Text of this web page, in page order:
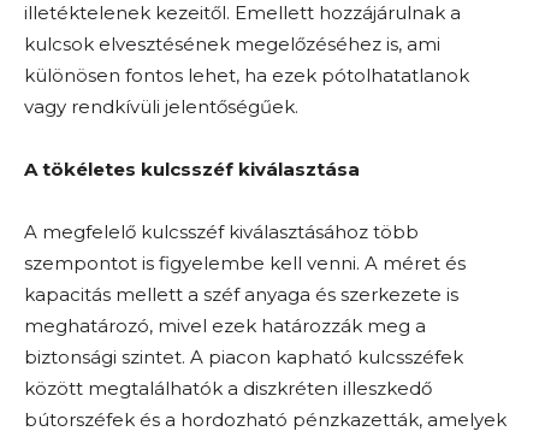
illetéktelenek kezeitől. Emellett hozzájárulnak a
kulcsok elvesztésének megelőzéséhez is, ami
különösen fontos lehet, ha ezek pótolhatatlanok
vagy rendkívüli jelentőségűek.
A tökéletes kulcsszéf kiválasztása
A megfelelő kulcsszéf kiválasztásához több
szempontot is figyelembe kell venni. A méret és
kapacitás mellett a széf anyaga és szerkezete is
meghatározó, mivel ezek határozzák meg a
biztonsági szintet. A piacon kapható kulcsszéfek
között megtalálhatók a diszkréten illeszkedő
bútorszéfek és a hordozható pénzkazetták, amelyek